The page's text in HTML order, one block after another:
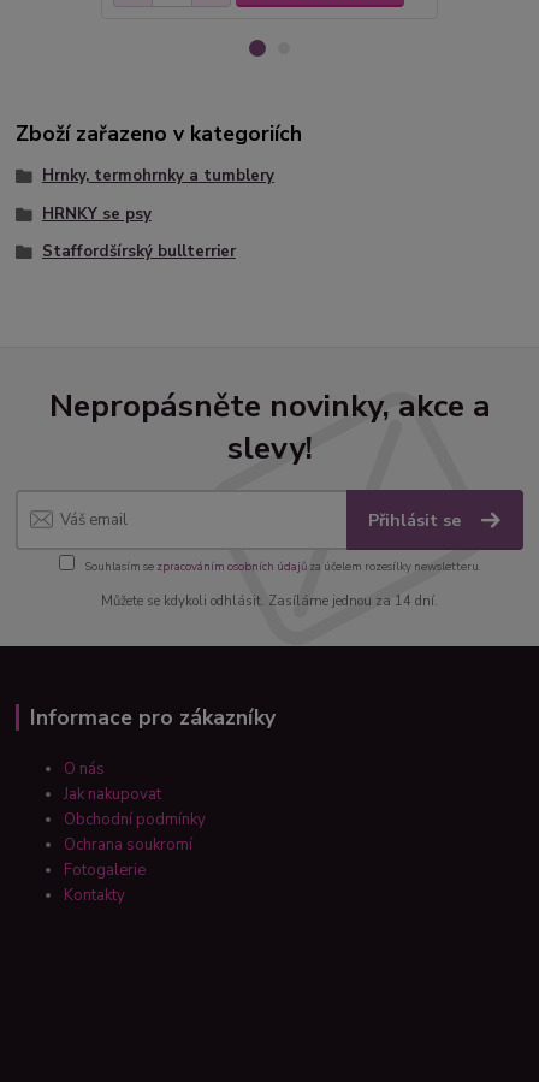
Zboží zařazeno v kategoriích
Hrnky, termohrnky a tumblery
HRNKY se psy
Staffordšírský bullterrier
Nepropásněte novinky, akce a
slevy!
Přihlásit se
Souhlasím se zpracováním osobních údajůza účelem rozesílky newsletteru.
Můžete se kdykoli odhlásit. Zasíláme jednou za 14 dní.
Informace pro zákazníky
O nás
Jak nakupovat
Obchodní podmínky
Ochrana soukromí
Fotogalerie
Kontakty